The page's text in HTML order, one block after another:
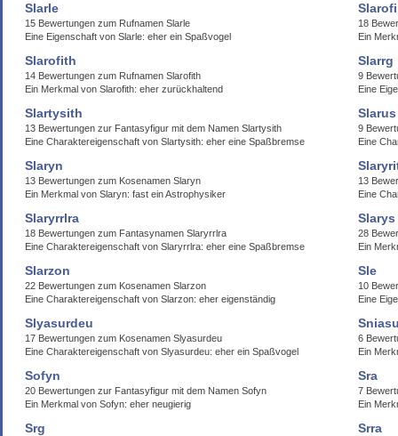
Slarle
15 Bewertungen zum Rufnamen Slarle
Eine Eigenschaft von Slarle: eher ein Spaßvogel
18
Ein
Slarofith
14 Bewertungen zum Rufnamen Slarofith
Ein Merkmal von Slarofith: eher zurückhaltend
Slarrg
9
Eine
Slartysith
13 Bewertungen zur Fantasyfigur mit dem Namen Slartysith
Eine Charaktereigenschaft von Slartysith: eher eine Spaßbremse
Slarus
9
Eine
Slaryn
13 Bewertungen zum Kosenamen Slaryn
Ein Merkmal von Slaryn: fast ein Astrophysiker
13
Eine
Slaryrrlra
18 Bewertungen zum Fantasynamen Slaryrrlra
Eine Charaktereigenschaft von Slaryrrlra: eher eine Spaßbremse
Slarys
28
Ein
Slarzon
22 Bewertungen zum Kosenamen Slarzon
Eine Charaktereigenschaft von Slarzon: eher eigenständig
Sle
10
Eine
Slyasurdeu
17 Bewertungen zum Kosenamen Slyasurdeu
Eine Charaktereigenschaft von Slyasurdeu: eher ein Spaßvogel
6
Ein
Sofyn
20 Bewertungen zur Fantasyfigur mit dem Namen Sofyn
Ein Merkmal von Sofyn: eher neugierig
Sra
7
Ein
Srg Srra